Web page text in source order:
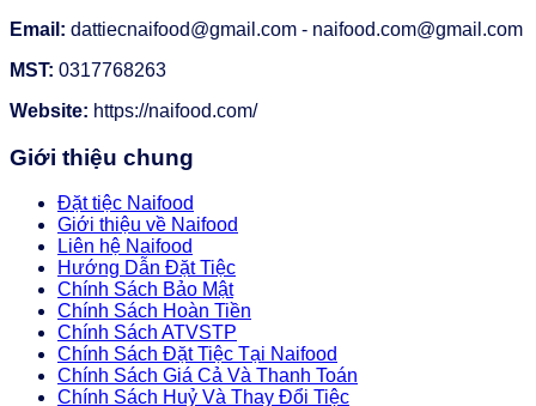
Email: dattiecnaifood@gmail.com - naifood.com@gmail.com
MST: 0317768263
Website: https://naifood.com/
Giới thiệu chung
Đặt tiệc Naifood
Giới thiệu về Naifood
Liên hệ Naifood
Hướng Dẫn Đặt Tiệc
Chính Sách Bảo Mật
Chính Sách Hoàn Tiền
Chính Sách ATVSTP
Chính Sách Đặt Tiệc Tại Naifood
Chính Sách Giá Cả Và Thanh Toán
Chính Sách Huỷ Và Thay Đổi Tiệc